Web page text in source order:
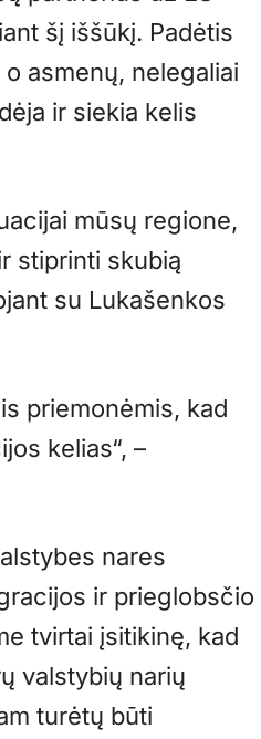
šį iššūkį. Padėtis
asmenų, nelegaliai
ir siekia kelis
mūsų regione,
stiprinti skubią
su Lukašenkos
priemonėmis, kad
kelias“, –
nares
ir prieglobsčio
tvirtai įsitikinę, kad
valstybių narių
turėtų būti